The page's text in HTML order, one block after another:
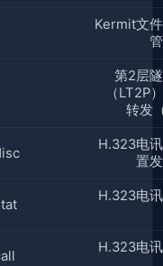
Kermit文
第2层
（LT2P
转发
H.323电
置
H.323电
H.323电